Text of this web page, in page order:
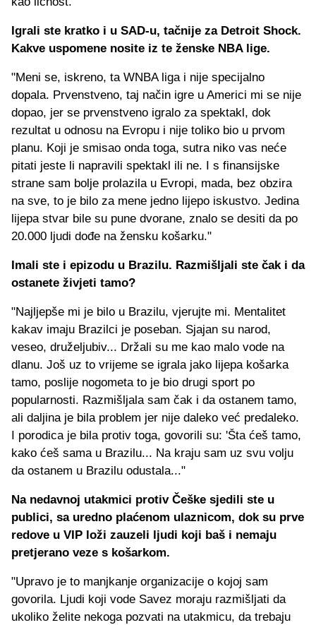
Igrali ste kratko i u SAD-u, tačnije za Detroit Shock.
Kakve uspomene nosite iz te ženske NBA lige.
"Meni se, iskreno, ta WNBA liga i nije specijalno
dopala. Prvenstveno, taj način igre u Americi mi se nije
dopao, jer se prvenstveno igralo za spektakl, dok
rezultat u odnosu na Evropu i nije toliko bio u prvom
planu. Koji je smisao onda toga, sutra niko vas neće
pitati jeste li napravili spektakl ili ne. I s finansijske
strane sam bolje prolazila u Evropi, mada, bez obzira
na sve, to je bilo za mene jedno lijepo iskustvo. Jedina
lijepa stvar bile su pune dvorane, znalo se desiti da po
20.000 ljudi dođe na žensku košarku."
Imali ste i epizodu u Brazilu. Razmišljali ste čak i da
ostanete živjeti tamo?
"Najljepše mi je bilo u Brazilu, vjerujte mi. Mentalitet
kakav imaju Brazilci je poseban. Sjajan su narod,
veseo, druželjubiv... Držali su me kao malo vode na
dlanu. Još uz to vrijeme se igrala jako lijepa košarka
tamo, poslije nogometa to je bio drugi sport po
popularnosti. Razmišljala sam čak i da ostanem tamo,
ali daljina je bila problem jer nije daleko već predaleko.
I porodica je bila protiv toga, govorili su: 'Šta ćeš tamo,
kako ćeš sama u Brazilu... Na kraju sam uz svu volju
da ostanem u Brazilu odustala..."
Na nedavnoj utakmici protiv Češke sjedili ste u
publici, sa uredno plaćenom ulaznicom, dok su prve
redove u VIP loži zauzeli ljudi koji baš i nemaju
pretjerano veze s košarkom.
"Upravo je to manjkanje organizacije o kojoj sam
govorila. Ljudi koji vode Savez moraju razmišljati da
ukoliko želite nekoga pozvati na utakmicu, da trebaju